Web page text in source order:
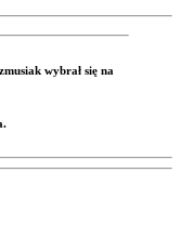
wybrał się na